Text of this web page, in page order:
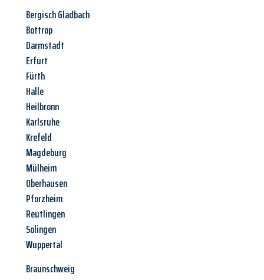
Bergisch Gladbach
Bottrop
Darmstadt
Erfurt
Fürth
Halle
Heilbronn
Karlsruhe
Krefeld
Magdeburg
Mülheim
Oberhausen
Pforzheim
Reutlingen
Solingen
Wuppertal
Braunschweig